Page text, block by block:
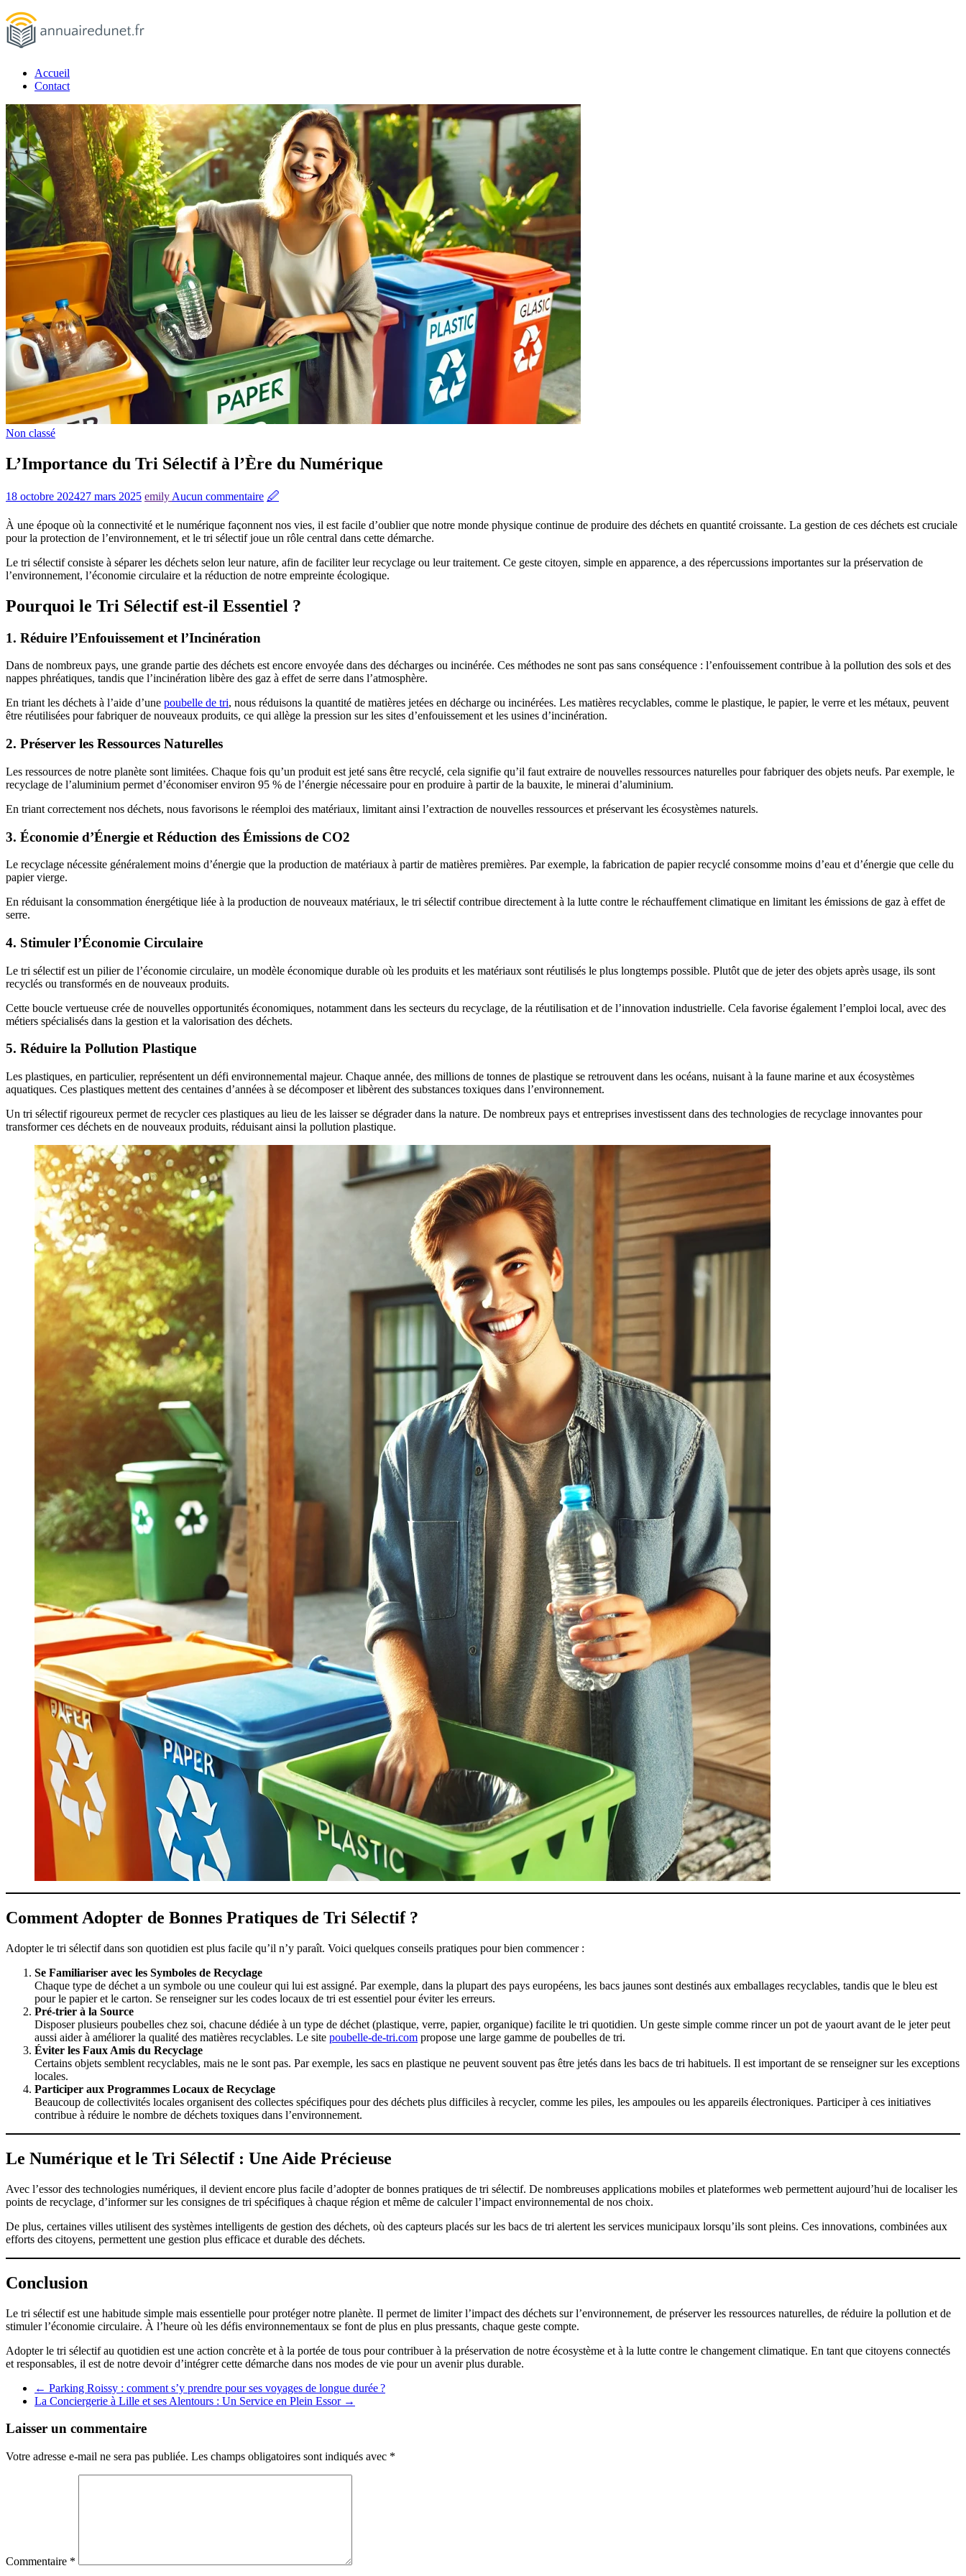
Passer
au
contenu
annuairedunet.fr
Accueil
Contact
Non classé
L’Importance du Tri Sélectif à l’Ère du Numérique
18 octobre 202427 mars 2025 emily Aucun commentaire 🖉
À une époque où la connectivité et le numérique façonnent nos vies, il est facile d’oublier que notre monde physique continue de produire des déchets en quantité croissante. La gestion de ces déchets est cruciale
pour la protection de l’environnement, et le tri sélectif joue un rôle central dans cette démarche.
Le tri sélectif consiste à séparer les déchets selon leur nature, afin de faciliter leur recyclage ou leur traitement. Ce geste citoyen, simple en apparence, a des répercussions importantes sur la préservation de
l’environnement, l’économie circulaire et la réduction de notre empreinte écologique.
Pourquoi le Tri Sélectif est-il Essentiel ?
1. Réduire l’Enfouissement et l’Incinération
Dans de nombreux pays, une grande partie des déchets est encore envoyée dans des décharges ou incinérée. Ces méthodes ne sont pas sans conséquence : l’enfouissement contribue à la pollution des sols et des
nappes phréatiques, tandis que l’incinération libère des gaz à effet de serre dans l’atmosphère.
En triant les déchets à l’aide d’une poubelle de tri, nous réduisons la quantité de matières jetées en décharge ou incinérées. Les matières recyclables, comme le plastique, le papier, le verre et les métaux, peuvent
être réutilisées pour fabriquer de nouveaux produits, ce qui allège la pression sur les sites d’enfouissement et les usines d’incinération.
2. Préserver les Ressources Naturelles
Les ressources de notre planète sont limitées. Chaque fois qu’un produit est jeté sans être recyclé, cela signifie qu’il faut extraire de nouvelles ressources naturelles pour fabriquer des objets neufs. Par exemple, le
recyclage de l’aluminium permet d’économiser environ 95 % de l’énergie nécessaire pour en produire à partir de la bauxite, le minerai d’aluminium.
En triant correctement nos déchets, nous favorisons le réemploi des matériaux, limitant ainsi l’extraction de nouvelles ressources et préservant les écosystèmes naturels.
3. Économie d’Énergie et Réduction des Émissions de CO2
Le recyclage nécessite généralement moins d’énergie que la production de matériaux à partir de matières premières. Par exemple, la fabrication de papier recyclé consomme moins d’eau et d’énergie que celle du
papier vierge.
En réduisant la consommation énergétique liée à la production de nouveaux matériaux, le tri sélectif contribue directement à la lutte contre le réchauffement climatique en limitant les émissions de gaz à effet de
serre.
4. Stimuler l’Économie Circulaire
Le tri sélectif est un pilier de l’économie circulaire, un modèle économique durable où les produits et les matériaux sont réutilisés le plus longtemps possible. Plutôt que de jeter des objets après usage, ils sont
recyclés ou transformés en de nouveaux produits.
Cette boucle vertueuse crée de nouvelles opportunités économiques, notamment dans les secteurs du recyclage, de la réutilisation et de l’innovation industrielle. Cela favorise également l’emploi local, avec des
métiers spécialisés dans la gestion et la valorisation des déchets.
5. Réduire la Pollution Plastique
Les plastiques, en particulier, représentent un défi environnemental majeur. Chaque année, des millions de tonnes de plastique se retrouvent dans les océans, nuisant à la faune marine et aux écosystèmes
aquatiques. Ces plastiques mettent des centaines d’années à se décomposer et libèrent des substances toxiques dans l’environnement.
Un tri sélectif rigoureux permet de recycler ces plastiques au lieu de les laisser se dégrader dans la nature. De nombreux pays et entreprises investissent dans des technologies de recyclage innovantes pour
transformer ces déchets en de nouveaux produits, réduisant ainsi la pollution plastique.
Comment Adopter de Bonnes Pratiques de Tri Sélectif ?
Adopter le tri sélectif dans son quotidien est plus facile qu’il n’y paraît. Voici quelques conseils pratiques pour bien commencer :
Se Familiariser avec les Symboles de Recyclage
Chaque type de déchet a un symbole ou une couleur qui lui est assigné. Par exemple, dans la plupart des pays européens, les bacs jaunes sont destinés aux emballages recyclables, tandis que le bleu est
pour le papier et le carton. Se renseigner sur les codes locaux de tri est essentiel pour éviter les erreurs.
Pré-trier à la Source
Disposer plusieurs poubelles chez soi, chacune dédiée à un type de déchet (plastique, verre, papier, organique) facilite le tri quotidien. Un geste simple comme rincer un pot de yaourt avant de le jeter peut
aussi aider à améliorer la qualité des matières recyclables. Le site poubelle-de-tri.com propose une large gamme de poubelles de tri.
Éviter les Faux Amis du Recyclage
Certains objets semblent recyclables, mais ne le sont pas. Par exemple, les sacs en plastique ne peuvent souvent pas être jetés dans les bacs de tri habituels. Il est important de se renseigner sur les exceptions
locales.
Participer aux Programmes Locaux de Recyclage
Beaucoup de collectivités locales organisent des collectes spécifiques pour des déchets plus difficiles à recycler, comme les piles, les ampoules ou les appareils électroniques. Participer à ces initiatives
contribue à réduire le nombre de déchets toxiques dans l’environnement.
Le Numérique et le Tri Sélectif : Une Aide Précieuse
Avec l’essor des technologies numériques, il devient encore plus facile d’adopter de bonnes pratiques de tri sélectif. De nombreuses applications mobiles et plateformes web permettent aujourd’hui de localiser les
points de recyclage, d’informer sur les consignes de tri spécifiques à chaque région et même de calculer l’impact environnemental de nos choix.
De plus, certaines villes utilisent des systèmes intelligents de gestion des déchets, où des capteurs placés sur les bacs de tri alertent les services municipaux lorsqu’ils sont pleins. Ces innovations, combinées aux
efforts des citoyens, permettent une gestion plus efficace et durable des déchets.
Conclusion
Le tri sélectif est une habitude simple mais essentielle pour protéger notre planète. Il permet de limiter l’impact des déchets sur l’environnement, de préserver les ressources naturelles, de réduire la pollution et de
stimuler l’économie circulaire. À l’heure où les défis environnementaux se font de plus en plus pressants, chaque geste compte.
Adopter le tri sélectif au quotidien est une action concrète et à la portée de tous pour contribuer à la préservation de notre écosystème et à la lutte contre le changement climatique. En tant que citoyens connectés
et responsables, il est de notre devoir d’intégrer cette démarche dans nos modes de vie pour un avenir plus durable.
← Parking Roissy : comment s’y prendre pour ses voyages de longue durée ?
La Conciergerie à Lille et ses Alentours : Un Service en Plein Essor →
Laisser un commentaire
Votre adresse e-mail ne sera pas publiée. Les champs obligatoires sont indiqués avec *
Commentaire *